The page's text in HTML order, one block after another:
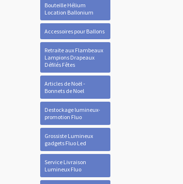
Bouteille Hélium
Location Ballonium
Accessoires pour Ballons
Retraite aux Flambeaux
Lampions Drapeaux
Défilés Fêtes
Articles de Noël -
Bonnets de Noel
Destockage lumineux-
promotion Fluo
Grossiste Lumineux
gadgets Fluo Led
Service Livraison
Lumineux Fluo